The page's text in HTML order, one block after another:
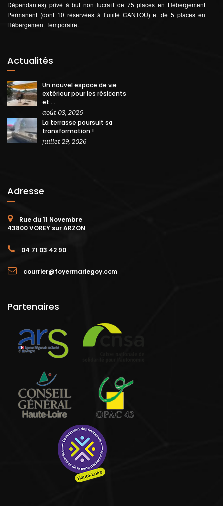
Dépendantes) privé à but non lucratif de 75 places en Hébergement
Permanent (dont 10 réservées à l’unité CANTOU) et de 5 places en
Hébergement Temporaire.
Actualités
Un nouvel espace de vie
extérieur pour les résidents
et ...
août 03, 2026
La terrasse poursuit sa
transformation !
juillet 29, 2026
Adresse
Rue du 11 Novembre
43800 VOREY sur ARZON
04 71 03 42 90
courrier@foyermariegoy.com
Partenaires